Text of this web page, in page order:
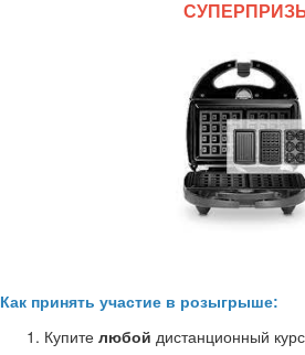
Как принять участие в розыгрыше:
Купите любой дистанционный